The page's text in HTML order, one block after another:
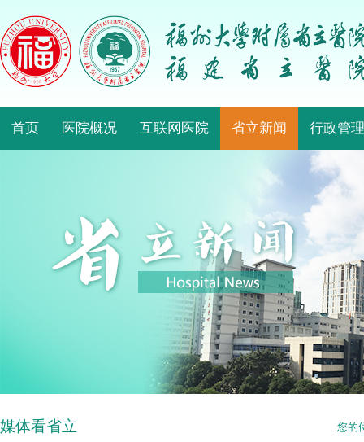
首页 医院概况 互联网医院 省立新闻 行政管理
媒体看省立 您的